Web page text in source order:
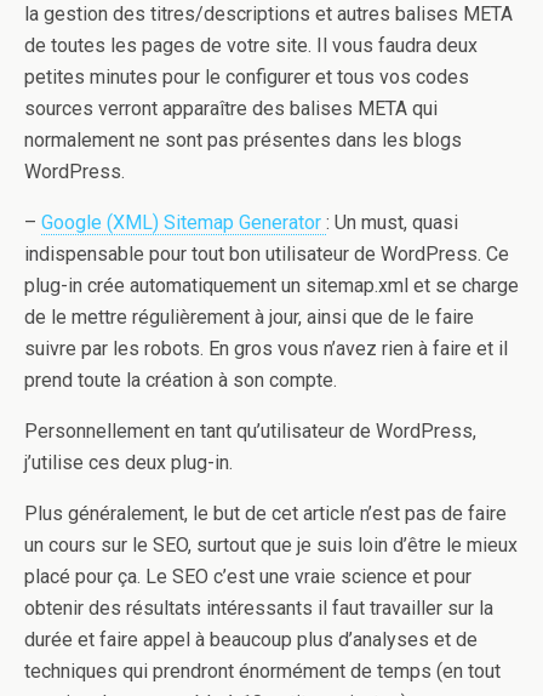
la gestion des titres/descriptions et autres balises META
de toutes les pages de votre site. Il vous faudra deux
petites minutes pour le configurer et tous vos codes
sources verront apparaître des balises META qui
normalement ne sont pas présentes dans les blogs
WordPress.
– Google (XML) Sitemap Generator : Un must, quasi
indispensable pour tout bon utilisateur de WordPress. Ce
plug-in crée automatiquement un sitemap.xml et se charge
de le mettre régulièrement à jour, ainsi que de le faire
suivre par les robots. En gros vous n’avez rien à faire et il
prend toute la création à son compte.
Personnellement en tant qu’utilisateur de WordPress,
j’utilise ces deux plug-in.
Plus généralement, le but de cet article n’est pas de faire
un cours sur le SEO, surtout que je suis loin d’être le mieux
placé pour ça. Le SEO c’est une vraie science et pour
obtenir des résultats intéressants il faut travailler sur la
durée et faire appel à beaucoup plus d’analyses et de
techniques qui prendront énormément de temps (en tout